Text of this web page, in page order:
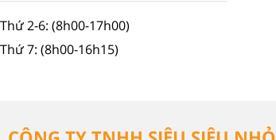
Thứ 2-6: (8h00-17h00)
Thứ 7: (8h00-16h15)